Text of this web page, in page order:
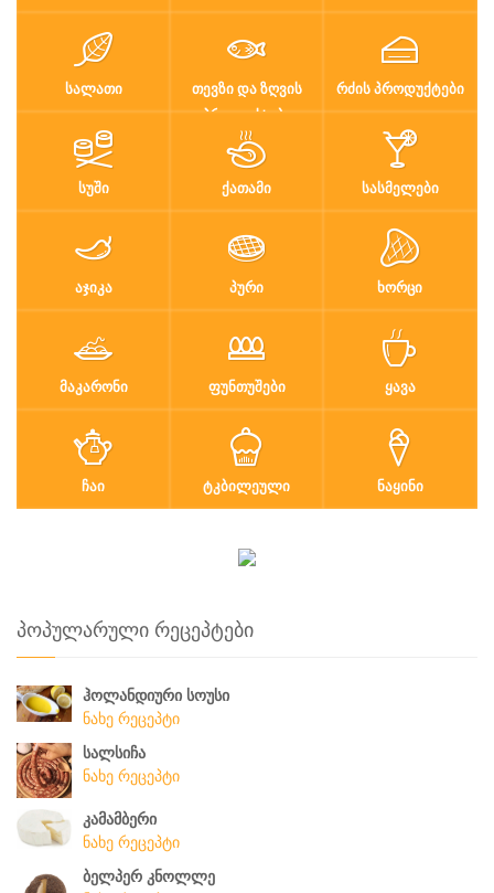
ᲡᲐᲚᲐᲗᲘ
ᲗᲔᲕᲖᲘ ᲓᲐ ᲖᲦᲕᲘᲡ
ᲞᲠᲝᲓᲣᲥᲢᲔᲑᲘ
ᲠᲫᲘᲡ ᲞᲠᲝᲓᲣᲥᲢᲔᲑᲘ
ᲡᲣᲨᲘ ᲥᲐᲗᲐᲛᲘ ᲡᲐᲡᲛᲔᲚᲔᲑᲘ
ᲐᲯᲘᲙᲐ ᲞᲣᲠᲘ ᲮᲝᲠᲪᲘ
ᲛᲐᲙᲐᲠᲝᲜᲘ ᲤᲣᲜᲗᲣᲨᲔᲑᲘ ᲧᲐᲕᲐ
ᲩᲐᲘ ᲢᲙᲑᲘᲚᲔᲣᲚᲘ ᲜᲐᲧᲘᲜᲘ
პოპულარული რეცეპტები
ჰოლანდიური სოუსი
ნახე რეცეპტი
სალსიჩა
ნახე რეცეპტი
კამამბერი
ნახე რეცეპტი
ბელპერ კნოლლე